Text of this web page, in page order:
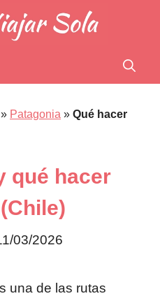
» Patagonia » Qué hacer
qué hacer
03/2026
una de las rutas